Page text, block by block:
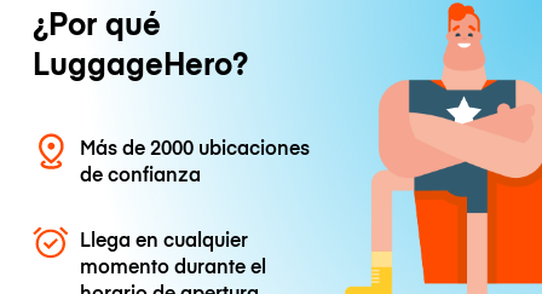
¿Por qué
LuggageHero?
Más de 2000 ubicaciones
de confianza
Llega en cualquier
momento durante el